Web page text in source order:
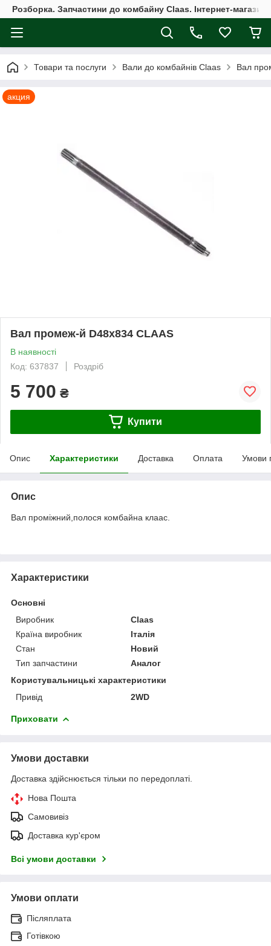
Розборка. Запчастини до комбайну Claas. Інтернет-
Товари та послуги Вали до комбайнів Claas Вал
акция
Вал промеж-й D48x834 CLAAS
В наявності
Код: 637837
Роздріб
5 700 ₴
Купити
Опис Характеристики Доставка Оплата Умови
Опис
Вал проміжний,полося комбайна клаас.
Характеристики
Основні
Виробник
Claas
Країна виробник
Італія
Стан
Новий
Тип запчастини
Аналог
Користувальницькі характеристики
Привід
2WD
Приховати
Умови доставки
Доставка здійснюється тільки по передоплаті.
Нова Пошта
Самовивіз
Доставка кур'єром
Всі умови доставки
Умови оплати
Післяплата
Готівкою